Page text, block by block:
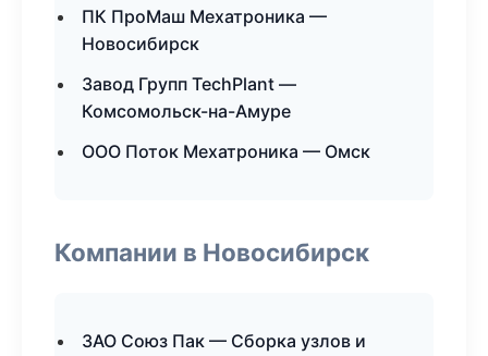
ПК ПроМаш Мехатроника —
Новосибирск
Завод Групп TechPlant —
Комсомольск-на-Амуре
ООО Поток Мехатроника — Омск
Компании в Новосибирск
ЗАО Союз Пак — Сборка узлов и